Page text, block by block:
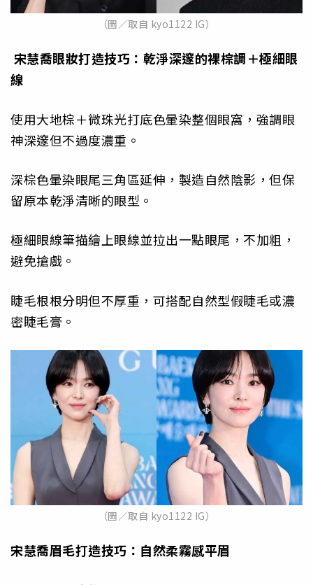
（圖／取自 kyo1122 IG）
宋慧喬眼妝打造技巧：乾淨深邃的裸棕調＋極細眼
線
使用大地棕＋微珠光打底色暈染整個眼窩，強調眼
神深邃但不過度濃重。
深棕色暈染眼尾三角區延伸，製造自然陰影，但保
留原本乾淨清晰的眼型。
極細眼線筆描繪上眼線並拉出一點眼尾，不加粗，
避免搶戲。
睫毛根根分明但不厚重，可搭配自然型假睫毛或濃
密睫毛膏。
（圖／取自 kyo1122 IG）
宋慧喬眉毛打造技巧：自然柔霧感平眉